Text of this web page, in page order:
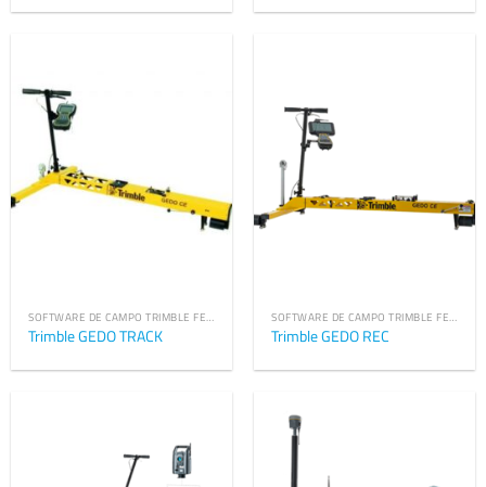
SOFTWARE DE CAMPO TRIMBLE FERROVIARIO
Trimble GEDO TRACK
SOFTWARE DE CAMPO TRIMBLE FERROVIARIO
Trimble GEDO REC